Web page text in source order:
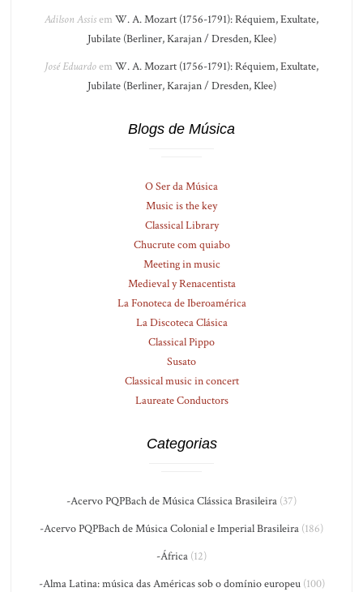
Adilson Assisem W. A. Mozart (1756-1791): Réquiem, Exultate,
Jubilate (Berliner, Karajan / Dresden, Klee)
José Eduardoem W. A. Mozart (1756-1791): Réquiem, Exultate,
Jubilate (Berliner, Karajan / Dresden, Klee)
Blogs de Música
O Ser da Música
Music is the key
Classical Library
Chucrute com quiabo
Meeting in music
Medieval y Renacentista
La Fonoteca de Iberoamérica
La Discoteca Clásica
Classical Pippo
Susato
Classical music in concert
Laureate Conductors
Categorias
-Acervo PQPBach de Música Clássica Brasileira (37)
-Acervo PQPBach de Música Colonial e Imperial Brasileira (186)
-África (12)
-Alma Latina: música das Américas sob o domínio europeu(100)